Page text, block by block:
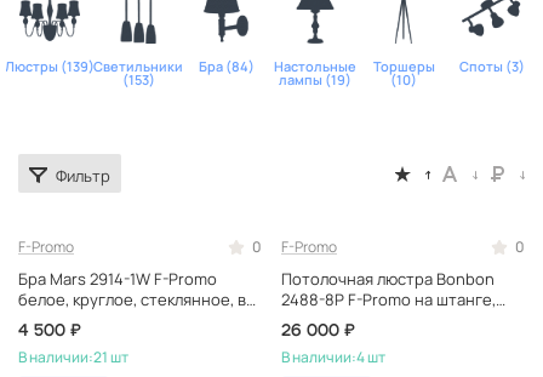
Люстры (139)Светильники
(153)
Бра (84) Настольные
лампы (19)
Торшеры
(10)
Споты (3)
Фильтр
F-Promo 0
Бра Mars 2914-1W F-Promo
белое, круглое, стеклянное, в
форме шара
4 500 ₽
В наличии:21 шт
F-Promo 0
Потолочная люстра Bonbon
2488-8P F-Promo на штанге,
рожковая, немецкая
26 000 ₽
В наличии:4 шт